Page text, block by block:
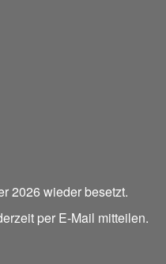
2026 wieder besetzt.
per E-Mail mitteilen.